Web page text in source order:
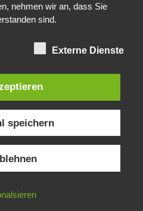
nehmen wir an, dass Sie
sind.
Externe Dienste
speichern